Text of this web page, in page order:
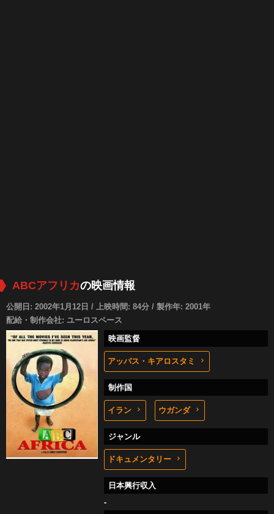
ABCアフリカの映画情報
公開日: 2002年1月12日 / 上映時間: 84分 / 製作年: 2001年
配給・制作会社: ユーロスペース
映画監督
アッバス・キアロスタミ
制作国
イラン ウガンダ
ジャンル
ドキュメンタリー
日本興行収入
-